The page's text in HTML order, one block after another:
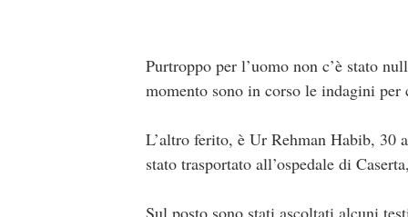
Purtroppo per l’uomo non c’è stato
momento sono in corso le indagini per
L’altro ferito, è Ur Rehman Habib, 30
stato trasportato all’ospedale di